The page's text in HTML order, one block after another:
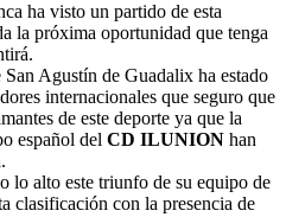
ha visto un partido de esta
la próxima oportunidad que tenga
Agustín de Guadalix ha estado
internacionales que seguro que
de este deporte ya que la
español del CD ILUNION han
lo alto este triunfo de su equipo de
clasificación con la presencia de